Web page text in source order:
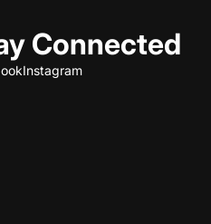
Connected
Instagram